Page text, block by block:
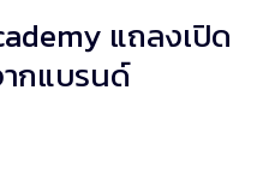
แถลงเปิด
กแบรนด์